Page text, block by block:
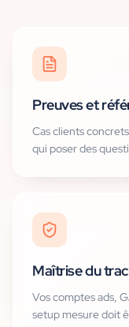
Preuves et
Cas clients
qui poser des
Maîtrise du
Vos comptes ads,
setup mesure doit